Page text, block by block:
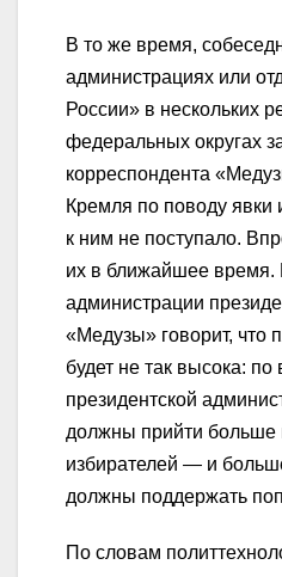
В то же время,
администрациях или
России» в нескольких
федеральных округах
корреспондента
Кремля по поводу явки
к ним не поступало.
их в ближайшее время.
администрации
«Медузы» говорит, что
будет не так высока: по
президентской
должны прийти больше
избирателей — и
должны поддержать
По словам